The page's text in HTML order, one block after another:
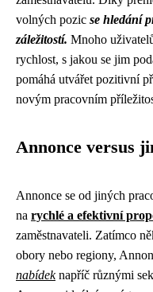
volných pozic se hledání
záležitostí. Mnoho
rychlost, s jakou se jim
pomáhá utvářet pozitivní
novým pracovním
Annonce versus
Annonce se od jiných
na rychlé a efektivní
zaměstnavateli. Zatímco
obory nebo regiony,
nabídeknapříč různými